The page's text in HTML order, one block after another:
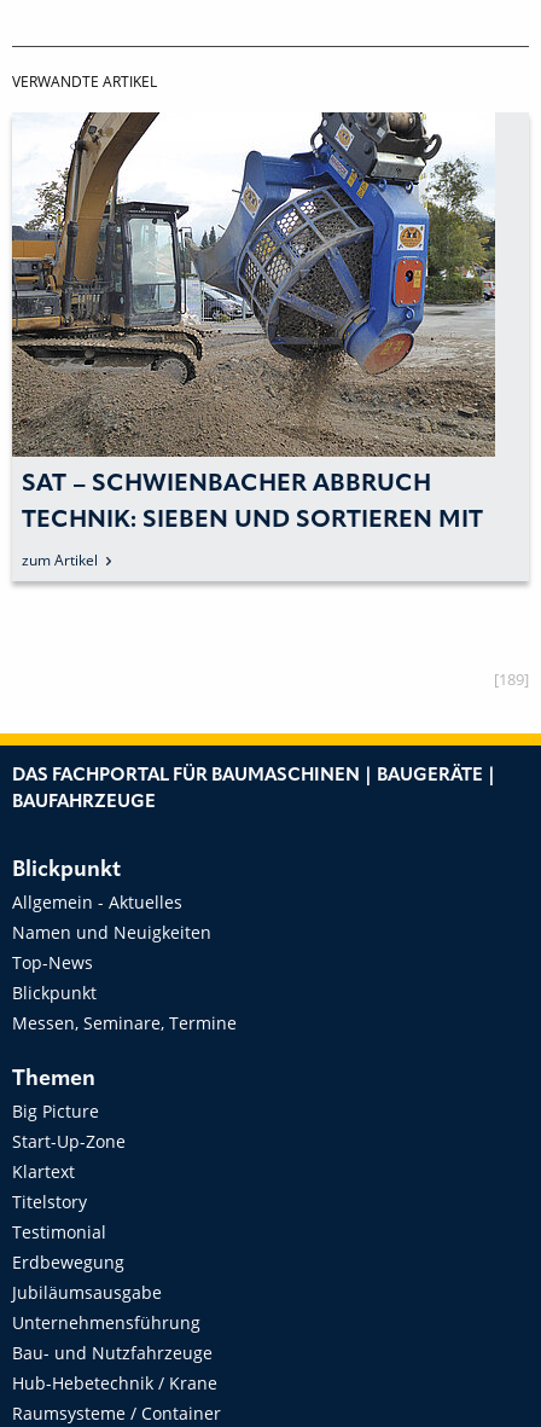
VERWANDTE ARTIKEL
SAT – SCHWIENBACHER ABBRUCH
TECHNIK: SIEBEN UND SORTIEREN MIT
DER SIEBSCHAUFEL
zum Artikel
[189]
DAS FACHPORTAL FÜR BAUMASCHINEN | BAUGERÄTE |
BAUFAHRZEUGE
Blickpunkt
Allgemein - Aktuelles
Namen und Neuigkeiten
Top-News
Blickpunkt
Messen, Seminare, Termine
Themen
Big Picture
Start-Up-Zone
Klartext
Titelstory
Testimonial
Erdbewegung
Jubiläumsausgabe
Unternehmensführung
Bau- und Nutzfahrzeuge
Hub-Hebetechnik / Krane
Raumsysteme / Container